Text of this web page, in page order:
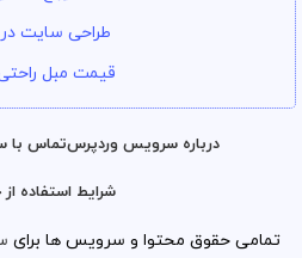
طراحی سایت
قیمت مبل
درباره سرویس وردپرستماس با
شرایط استفاده
تمامی حقوق محتوا و سرویس ها برای